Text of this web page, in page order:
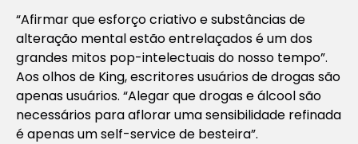
“Afirmar que esforço criativo e substâncias de
alteração mental estão entrelaçados é um dos
grandes mitos pop-intelectuais do nosso tempo”.
Aos olhos de King, escritores usuários de drogas são
apenas usuários. “Alegar que drogas e álcool são
necessários para aflorar uma sensibilidade refinada
é apenas um self-service de besteira”.